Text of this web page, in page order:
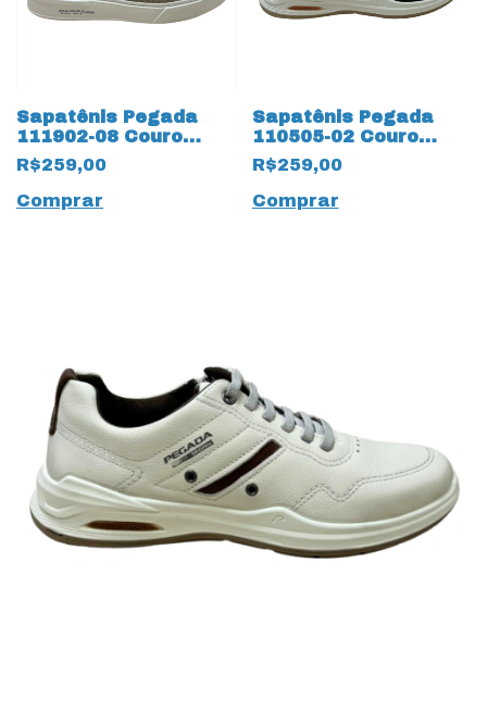
Sapatênis Pegada
111902-08 Couro
Natural Jeans 18941
Areia
R$259,00
Comprar
Sapatênis Pegada
110505-02 Couro
Nature 18839 Preto
R$259,00
Comprar